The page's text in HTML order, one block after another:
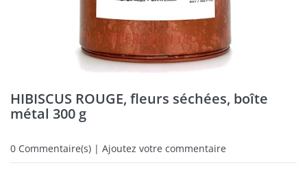
HIBISCUS ROUGE, fleurs séchées, boîte
métal 300 g
0 Commentaire(s) | Ajoutez votre commentaire